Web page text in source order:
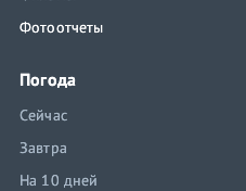
Фотоотчеты
Погода
Сейчас
Завтра
На 10 дней